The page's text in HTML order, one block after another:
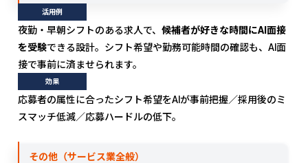
活用例
夜勤・早朝シフトのある求人で、 候補者が好きな時間にAI面接
を受験できる設計。シフト希望や勤務可能時間の確認も、AI面
接で事前に済ませられます。
効果
応募者の属性に合ったシフト希望をAIが事前把握／採用後のミ
スマッチ低減／応募ハードルの低下。
その他（サービス業全般）